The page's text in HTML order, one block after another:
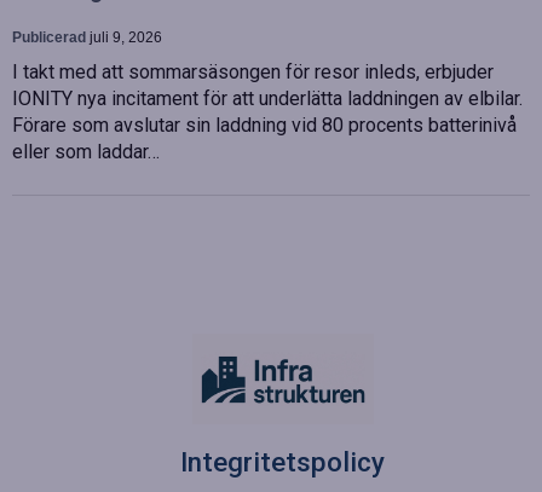
Publicerad juli 9, 2026
I takt med att sommarsäsongen för resor inleds, erbjuder
IONITY nya incitament för att underlätta laddningen av elbilar.
Förare som avslutar sin laddning vid 80 procents batterinivå
eller som laddar…
Integritetspolicy